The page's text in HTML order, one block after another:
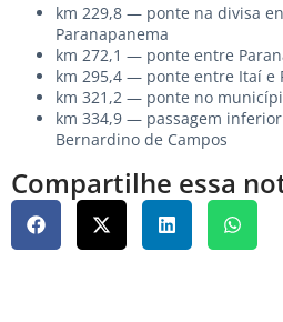
km 229,8 — ponte na divisa
Paranapanema
km 272,1 — ponte entre
km 295,4 — ponte entre Itaí e
km 321,2 — ponte no
km 334,9 — passagem
Bernardino de Campos
Compartilhe essa